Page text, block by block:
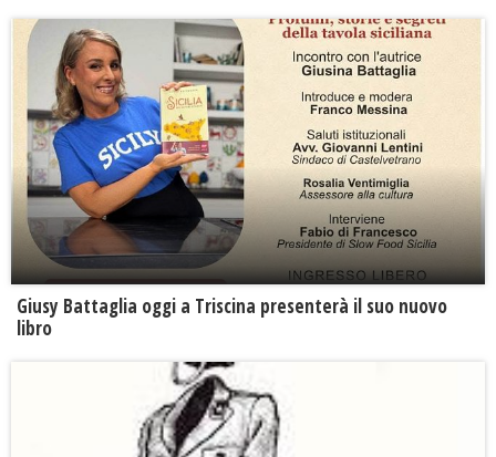
Giusy Battaglia oggi a Triscina presenterà il suo nuovo
libro